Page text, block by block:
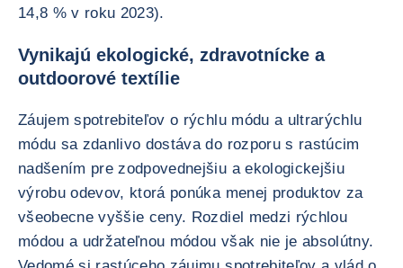
14,8 % v roku 2023).
Vynikajú ekologické, zdravotnícke a
outdoorové textílie
Záujem spotrebiteľov o rýchlu módu a ultrarýchlu
módu sa zdanlivo dostáva do rozporu s rastúcim
nadšením pre zodpovednejšiu a ekologickejšiu
výrobu odevov, ktorá ponúka menej produktov za
všeobecne vyššie ceny. Rozdiel medzi rýchlou
módou a udržateľnou módou však nie je absolútny.